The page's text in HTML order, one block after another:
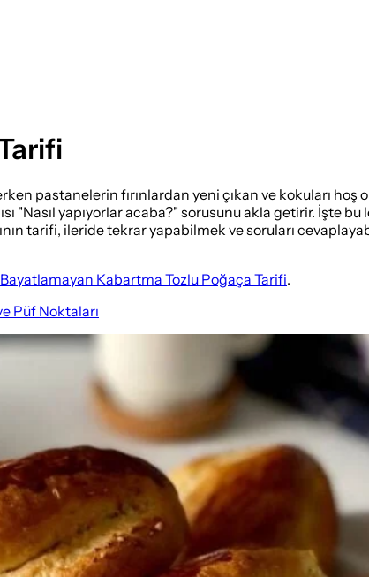
pastanelerin fırınlardan yeni çıkan ve kokuları hoş
"Nasıl yapıyorlar acaba?" sorusunu akla getirir. İşte
tarifi, ileride tekrar yapabilmek ve soruları
Bayatlamayan Kabartma Tozlu Poğaça Tarifi.
Püf Noktaları